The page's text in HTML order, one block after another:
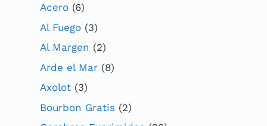
Acero (6)
Al Fuego (3)
Al Margen (2)
Arde el Mar (8)
Axolot (3)
Bourbon Gratis (2)